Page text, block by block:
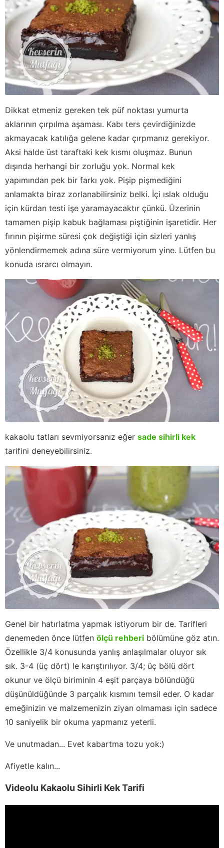
Dikkat etmeniz gereken tek püf noktası yumurta
aklarının çırpılma aşaması. Kabı ters çevirdiğinizde
akmayacak katılığa gelene kadar çırpmanız gerekiyor.
Aksi halde üst taraftaki kek kısmı oluşmaz. Bunun
dışında herhangi bir zorluğu yok. Normal kek
yapımından pek bir farkı yok. Pişip pişmediğini
anlamakta biraz zorlanabilirsiniz belki. İçi ıslak olduğu
için kürdan testi işe yaramayacaktır çünkü. Üzerinin
tamamen pişip kabuk bağlaması piştiğinin işaretidir. Her
fırının pişirme süresi çok değiştiği için sizleri yanlış
yönlendirmemek adına süre vermiyorum yine. Lütfen bu
konuda ısrarcı olmayın.
kakaolu tatları sevmiyorsanız eğer sade sihirli kek
tarifini deneyebilirsiniz.
Genel bir hatırlatma yapmak istiyorum bir de. Tarifleri
denemeden önce lütfen ölçü rehberi bölümüne göz atın.
Özellikle 3/4 konusunda yanlış anlaşılmalar oluyor sık
sık. 3-4 (üç dört) le karıştırılıyor. 3/4; üç bölü dört
okunur ve ölçü biriminin 4 eşit parçaya bölündüğü
düşünüldüğünde 3 parçalık kısmını temsil eder. O kadar
emeğinizin ve malzemenizin ziyan olmaması için sadece
10 saniyelik bir okuma yapmanız yeterli.
Ve unutmadan... Evet kabartma tozu yok:)
Afiyetle kalın...
Videolu Kakaolu Sihirli Kek Tarifi